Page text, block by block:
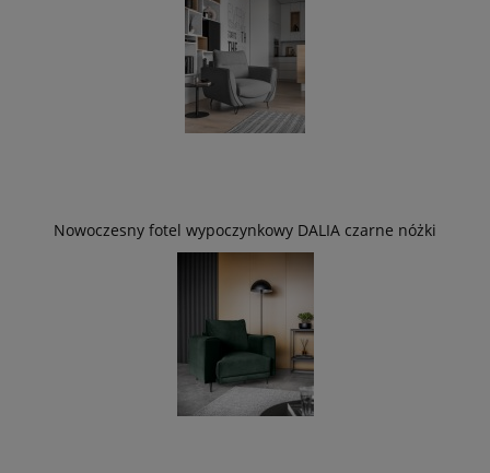
Nowoczesny fotel wypoczynkowy DALIA czarne nóżki